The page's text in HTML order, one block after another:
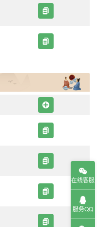
在线客服
服务QQ